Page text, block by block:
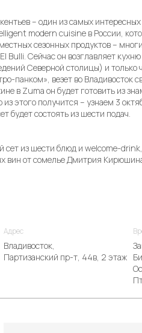
– один из самых
modern cuisine в России,
сезонных продуктов –
Bulli. Сейчас он возглавляет
Северной столицы) и только
панком», везет во Владивосток
в Zuma он будет готовить из
из этого получится – узнаем 3
будет состоять из шести подач.
сет из шести блюд и welcome-
вин от сомелье Дмитрия
Адрес
Владивосток,
Партизанский пр-т, 44в, 2 этаж